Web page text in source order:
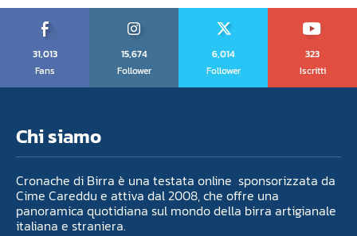
31,013
Fans
15,674
Follower
6,014
Follower
323
Iscritti
Chi siamo
Cronache di Birra è una testata online sponsorizzata da
Cime Careddu e attiva dal 2008, che offre una
panoramica quotidiana sul mondo della birra artigianale
italiana e straniera.